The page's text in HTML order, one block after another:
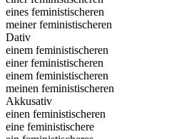
eines feministischeren
meiner feministischeren
Dativ
einem feministischeren
einer feministischeren
einem feministischeren
meinen feministischeren
Akkusativ
einen feministischeren
eine feministischere